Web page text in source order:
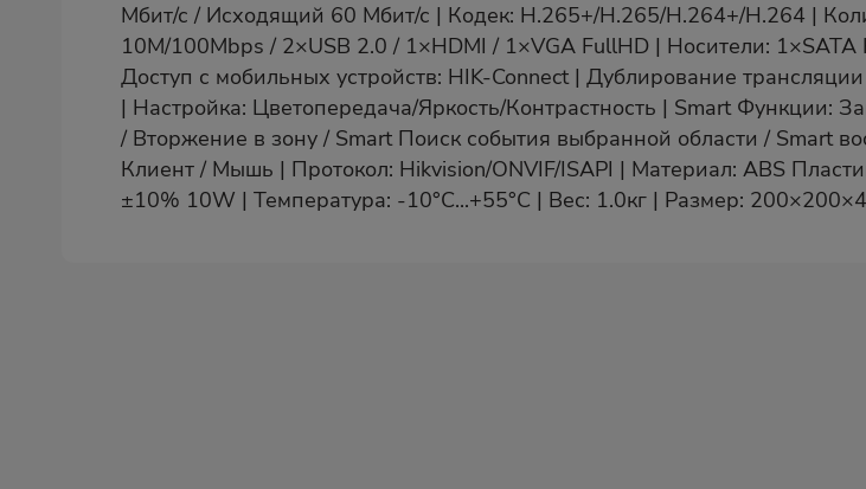
Мбит/с / Исходящий 60 Мбит/с | Кодек: H.265+/H.265/H.264+/H.264 |
10M/100Mbps / 2×USB 2.0 / 1×HDMI / 1×VGA FullHD | Носители:
Доступ с мобильных устройств: HIK-Connect | Дублирование
| Настройка: Цветопередача/Яркость/Контрастность | Smart
/ Вторжение в зону / Smart Поиск события выбранной области / Smart
Клиент / Мышь | Протокол: Hikvision/ONVIF/ISAPI | Материал: ABS
±10% 10W | Температура: -10°C...+55°C | Вес: 1.0кг | Размер: